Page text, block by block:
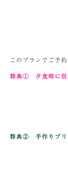
このプランでご予
特典① 夕食時に但
特典② 手作りプリ